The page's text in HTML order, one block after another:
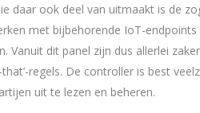
daar ook deel van uitmaakt is de
met bijbehorende IoT-
Vanuit dit panel zijn dus allerlei
regels. De controller is best
uit te lezen en beheren.